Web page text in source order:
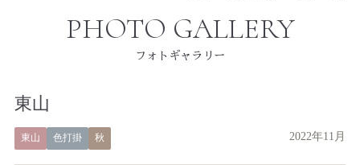
フォトギャラリー
東山
東山 色打掛 秋 2022年11月